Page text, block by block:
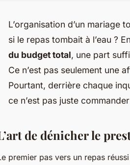
L’organisation d’un mariage
si le repas tombait à l’eau ?
du budget total, une part
Ce n’est pas seulement une
Pourtant, derrière chaque
ce n’est pas juste
de dénicher le
premier pas vers un repas